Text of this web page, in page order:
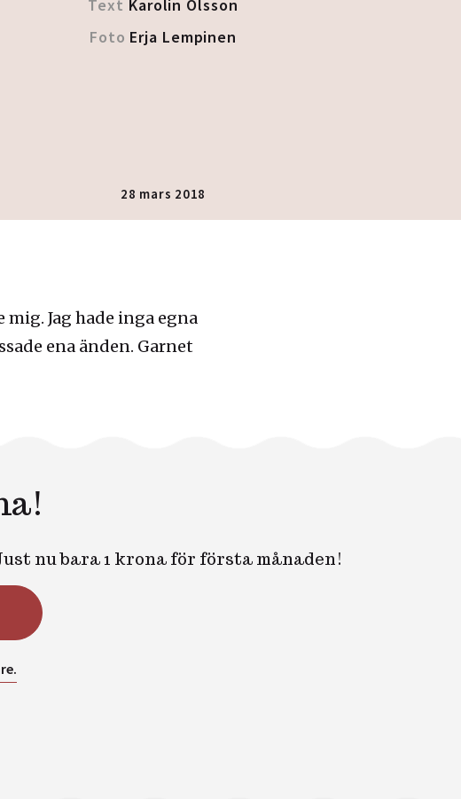
Text Karolin Olsson
Foto Erja Lempinen
28 mars 2018
Jag hade inga egna
ena änden. Garnet
nu bara 1 krona för första månaden!